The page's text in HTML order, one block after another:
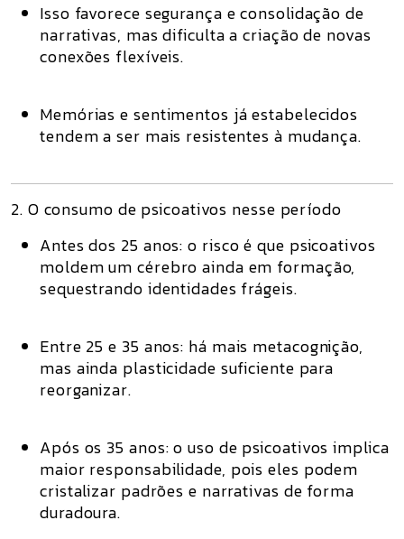
Isso favorece segurança e consolidação de
narrativas, masdificulta a criação de novas
conexões flexíveis.
Memórias e sentimentos já estabelecidos
tendem a ser mais resistentes à mudança.
2. O consumo de psicoativos nesse período
Antes dos 25 anos: o risco é que psicoativos
moldem um cérebro ainda em formação,
sequestrando identidades frágeis.
Entre 25 e 35 anos: há mais metacognição,
mas ainda plasticidade suficiente para
reorganizar.
Após os 35 anos:o uso de psicoativos implica
maior responsabilidade, pois eles podem
cristalizar padrões e narrativas de forma
duradoura.